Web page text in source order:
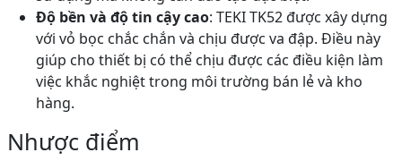
Độ bền và độ tin cậy cao: TEKI TK52 được xây dựng
với vỏ bọc chắc chắn và chịu được va đập. Điều này
giúp cho thiết bị có thể chịu được các điều kiện làm
việc khắc nghiệt trong môi trường bán lẻ và kho
hàng.
Nhược điểm